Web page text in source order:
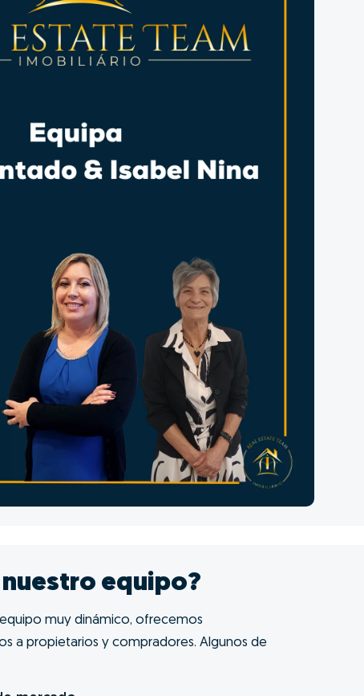
nuestro equipo?
muy dinámico, ofrecemos
a propietarios y compradores. Algunos de